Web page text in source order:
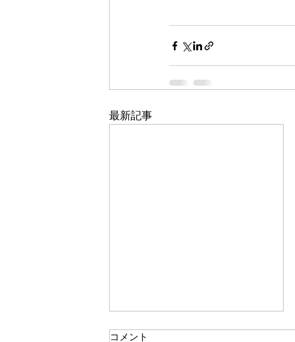
最新記事
コメント